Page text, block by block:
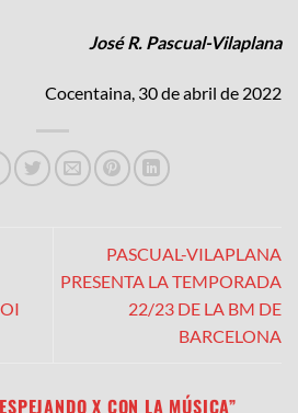
José R. Pascual-Vilaplana
Cocentaina, 30 de abril de 2022
PASCUAL-VILAPLANA
PRESENTA LA TEMPORADA
22/23 DE LA BM DE
BARCELONA
X CON LA MÚSICA”